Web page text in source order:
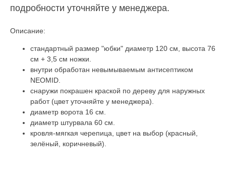
подробности уточняйте у менеджера.
Описание:
стандартный размер "юбки" диаметр 120 см, высота 76
см + 3,5 см ножки.
внутри обработан невымываемым антисептиком
NEOMID.
снаружи покрашен краской по дереву для наружных
работ (цвет уточняйте у менеджера).
диаметр ворота 16 см.
диаметр штурвала 60 см.
кровля-мягкая черепица, цвет на выбор (красный,
зелёный, коричневый).